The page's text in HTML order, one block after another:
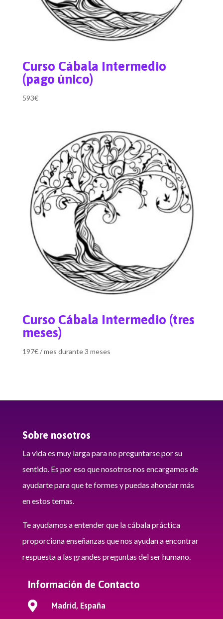
Curso Cábala Intermedio
(pago ùnico)
593€
Curso Cábala Intermedio (tres
meses)
197€/ mes durante 3 meses
Sobre nosotros
La vida es muy larga para no preguntarse por su
sentido. Es por eso que nosotros nos encargamos de
ayudarte para que te formes y puedas ahondar más
en estos temas.
Te ayudamos a entender que la cábala práctica
proporciona enseñanzas que nos ayudan a encontrar
respuesta a las grandes preguntas del ser humano.
Información de Contacto
 Madrid, España